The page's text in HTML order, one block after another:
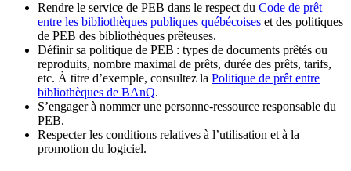
Rendre le service de PEB dans le respect du Code de prêt
entre les bibliothèques publiques québécoises et des politiques
de PEB des bibliothèques prêteuses.
Définir sa politique de PEB : types de documents prêtés ou
reproduits, nombre maximal de prêts, durée des prêts, tarifs,
etc. À titre d’exemple, consultez la Politique de prêt entre
bibliothèques de BAnQ.
S’engager à nommer une personne-ressource responsable du
PEB.
Respecter les conditions relatives à l’utilisation et à la
promotion du logiciel.